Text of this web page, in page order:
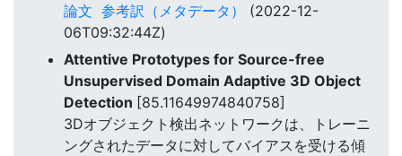
論文 参考訳（メタデータ）
(2022-12-
06T09:32:44Z)
Attentive Prototypes for Source-free
Unsupervised Domain Adaptive 3D Object
Detection [85.11649974840758]
3Dオブジェクト検出ネットワークは、トレーニ
ングされたデータに対してバイアスを受ける傾